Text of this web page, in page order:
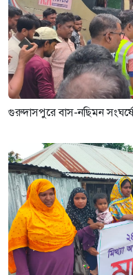
গুরুদাসপুরে বাস-নছিমন